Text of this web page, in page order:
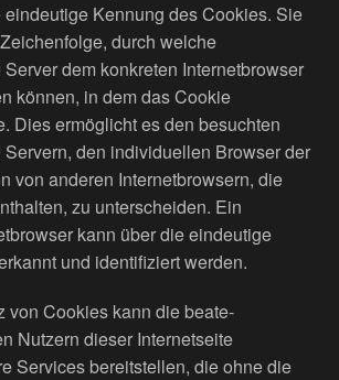
Kennung des Cookies. Sie
durch welche
dem konkreten Internetbrowser
können, in dem das Cookie
Dies ermöglicht es den besuchten
Servern, den individuellen Browser der
von anderen Internetbrowsern, die
zu unterscheiden. Ein
kann über die eindeutige
und identifiziert werden.
von Cookies kann die beate-
Nutzern dieser Internetseite
Services bereitstellen, die ohne die